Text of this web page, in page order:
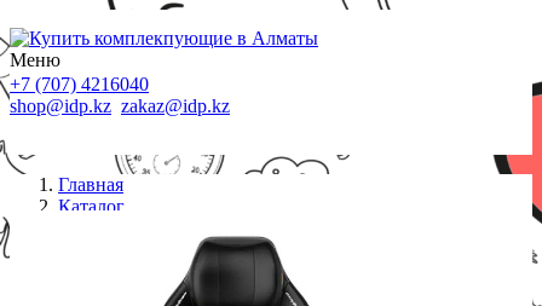
Меню
+7 (707) 4216040
shop@idp.kz zakaz@idp.kz
Главная
Каталог
Игровое компьютерное кресло DXRacer Master
Black&Green-Plus/XL GC/XLMF23LTD/NE